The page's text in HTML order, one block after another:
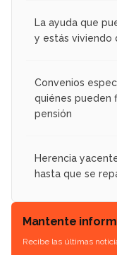
La ayuda que
y estás viviendo
Convenios
quiénes pueden
pensión
Herencia
hasta que se
Mantente
Recibe las últimas